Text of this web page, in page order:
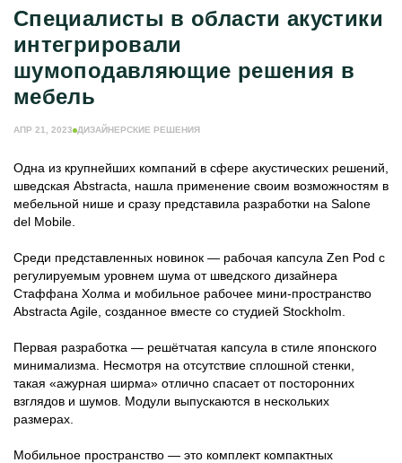
Специалисты в области акустики
интегрировали
шумоподавляющие решения в
мебель
АПР 21, 2023 ДИЗАЙНЕРСКИЕ РЕШЕНИЯ
Одна из крупнейших компаний в сфере акустических решений,
шведская Abstracta, нашла применение своим возможностям в
мебельной нише и сразу представила разработки на Salone
del Mobile.
Среди представленных новинок — рабочая капсула Zen Pod с
регулируемым уровнем шума от шведского дизайнера
Стаффана Холма и мобильное рабочее мини-пространство
Abstracta Agile, созданное вместе со студией Stockholm.
Первая разработка — решётчатая капсула в стиле японского
минимализма. Несмотря на отсутствие сплошной стенки,
такая «ажурная ширма» отлично спасает от посторонних
взглядов и шумов. Модули выпускаются в нескольких
размерах.
Мобильное пространство — это комплект компактных